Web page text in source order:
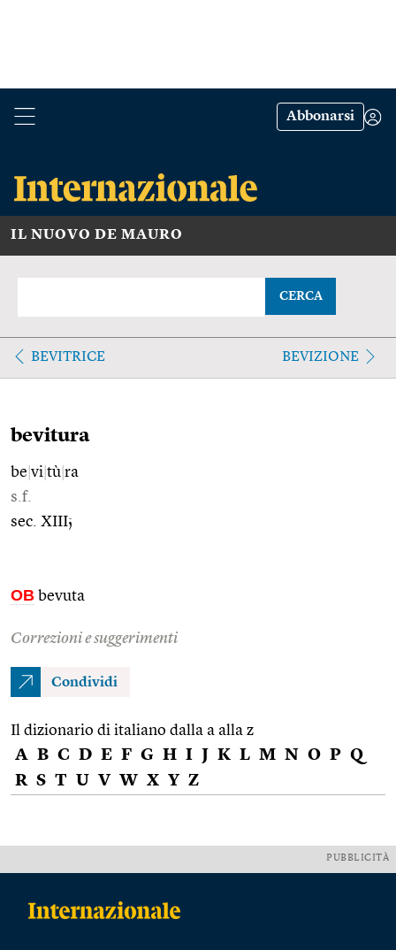
Abbonarsi
IL NUOVO DE MAURO
CERCA
BEVITRICE BEVIZIONE
bevitura
be vi tù ra
s.f.
sec. XIII;
OB bevuta
Correzioni e suggerimenti
Condividi
Il dizionario di italiano dalla a alla z
A B C D E F G H I J K L M N O P Q
R S T U V W X Y Z
PUBBLICITÀ